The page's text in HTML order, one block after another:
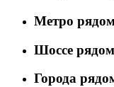
Метро
Шоссе рядом
Города